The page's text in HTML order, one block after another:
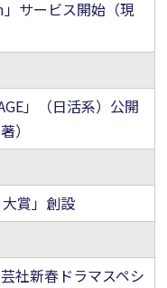
サービス開始（現
」（日活系）公開
）
賞」創設
社新春ドラマスペシ